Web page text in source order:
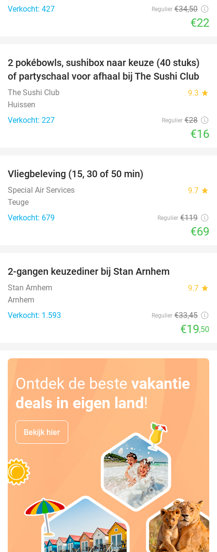
Verkocht: 427
Regulier €34,50
€22
43%
2 pokébowls, sushibox naar keuze (40 stuks)
of partyschaal voor afhaal bij The Sushi Club
The Sushi Club 9.3 star
Huissen
Verkocht: 227
Regulier €28
€16
Vliegbeleving (15, 30 of 50 min)
Special Air Services 9.7 star
Teuge
Verkocht: 679
Regulier €119
€69
2-gangen keuzediner bij Stan Arnhem
Stan Arnhem 9.7 star
Arnhem
Verkocht: 1.593
Regulier €33,45
€19,50
Ontdek de beste vakantie
deals in eigen land!
Bekijk hier